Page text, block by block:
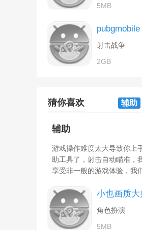
5MB
pubgmobile
射击战争
2GB
猜你喜欢 辅助
辅助
游戏操作难度太大导致你上
助工具了，射击自动瞄准，
享受非一般的游戏体验，我
小也画质大
角色扮演
5MB